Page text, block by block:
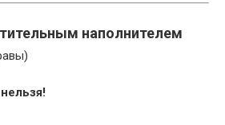
наполнителем